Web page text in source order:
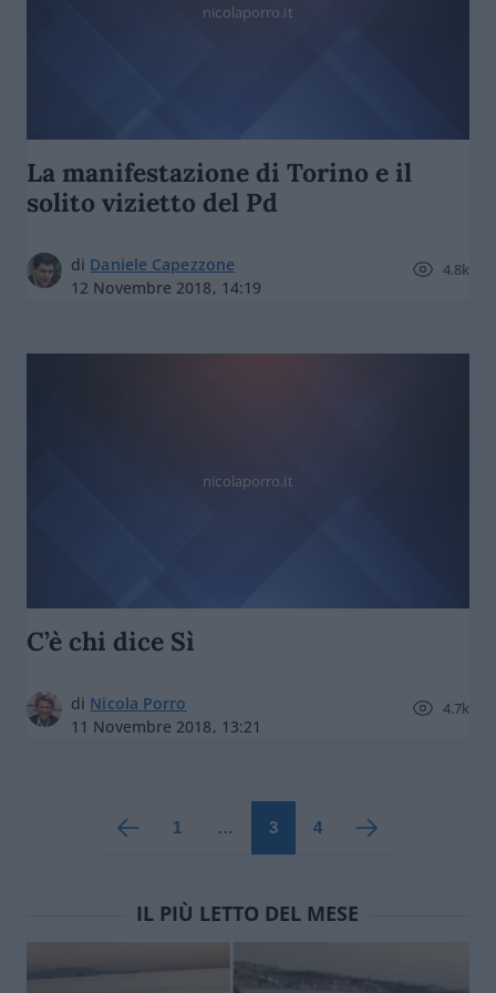
nicolaporro.it
La manifestazione di Torino e il
solito vizietto del Pd
di Daniele Capezzone
12 Novembre 2018, 14:19
4.8k
nicolaporro.it
C’è chi dice Sì
di Nicola Porro
11 Novembre 2018, 13:21
4.7k
1 … 3 4
IL PIÙ LETTO DEL MESE